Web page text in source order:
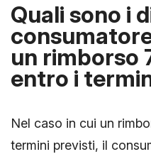
Quali sono i
un rimborso
entro i
Nel caso in cui un
termini previsti, il